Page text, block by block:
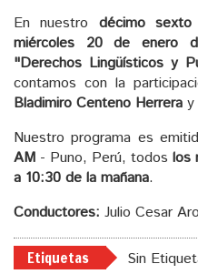
En nuestro décimo sexto
miércoles 20 de enero
"Derechos Lingüísticos y
contamos con la
Bladimiro Centeno Herrera y
Nuestro programa es
AM - Puno, Perú, todos los
a 10:30 de la mañana.
Conductores: Julio Cesar
Etiquetas Sin